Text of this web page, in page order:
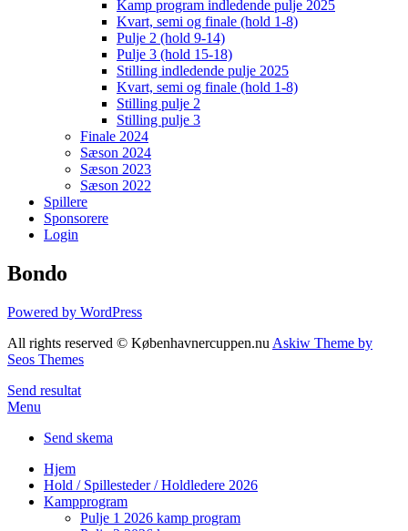
Kamp program indledende pulje 2025
Kvart, semi og finale (hold 1-8)
Pulje 2 (hold 9-14)
Pulje 3 (hold 15-18)
Stilling indledende pulje 2025
Kvart, semi og finale (hold 1-8)
Stilling pulje 2
Stilling pulje 3
Finale 2024
Sæson 2024
Sæson 2023
Sæson 2022
Spillere
Sponsorere
Login
Bondo
Powered by WordPress
All rights reserved © Københavnercuppen.nu Askiw Theme by
Seos Themes
Send resultat
Menu
Send skema
Hjem
Hold / Spillesteder / Holdledere 2026
Kampprogram
Pulje 1 2026 kamp program